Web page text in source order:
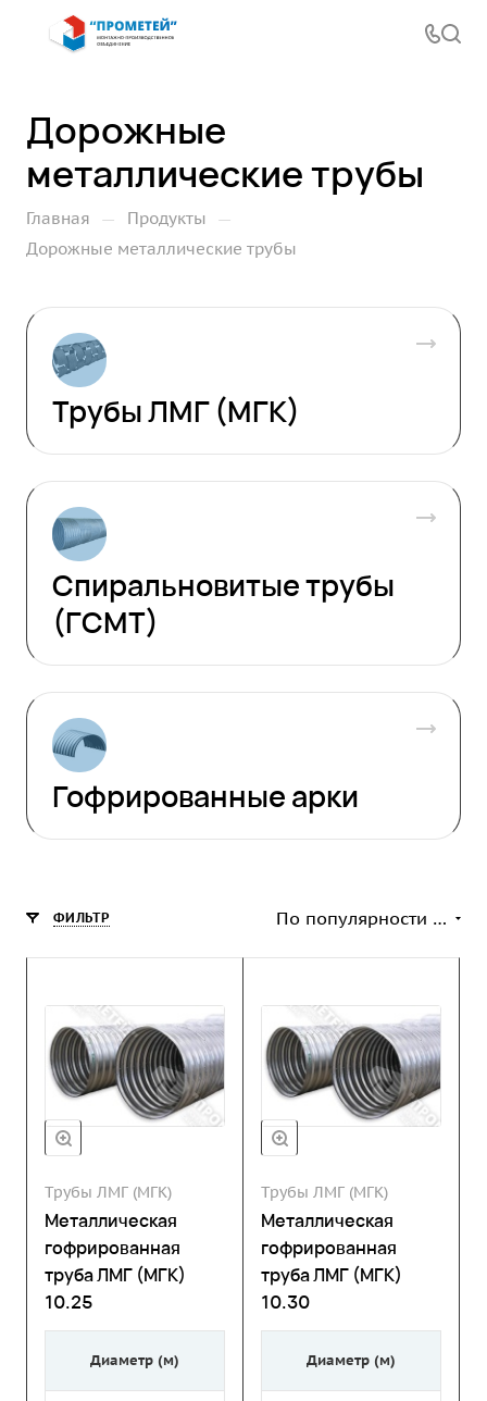
Дорожные
металлические трубы
Главная — Продукты —
Дорожные металлические трубы
Трубы ЛМГ (МГК)
Спиральновитые трубы
(ГСМТ)
Гофрированные арки
ФИЛЬТР По популярности (возрастание)
Трубы ЛМГ (МГК)
Металлическая
гофрированная
труба ЛМГ (МГК)
10.25
Диаметр (м)
Трубы ЛМГ (МГК)
Металлическая
гофрированная
труба ЛМГ (МГК)
10.30
Диаметр (м)